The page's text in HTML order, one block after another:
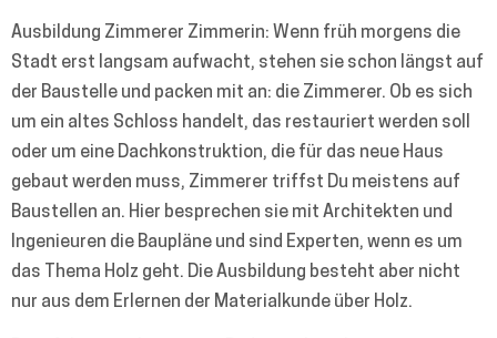
Ausbildung Zimmerer Zimmerin: Wenn früh morgens die
Stadt erst langsam aufwacht, stehen sie schon längst auf
der Baustelle und packen mit an: die Zimmerer. Ob es sich
um ein altes Schloss handelt, das restauriert werden soll
oder um eine Dachkonstruktion, die für das neue Haus
gebaut werden muss, Zimmerer triffst Du meistens auf
Baustellen an. Hier besprechen sie mit Architekten und
Ingenieuren die Baupläne und sind Experten, wenn es um
das Thema Holz geht. Die Ausbildung besteht aber nicht
nur aus dem Erlernen der Materialkunde über Holz.